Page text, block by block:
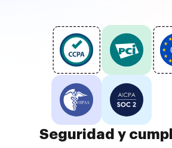
Seguridad y